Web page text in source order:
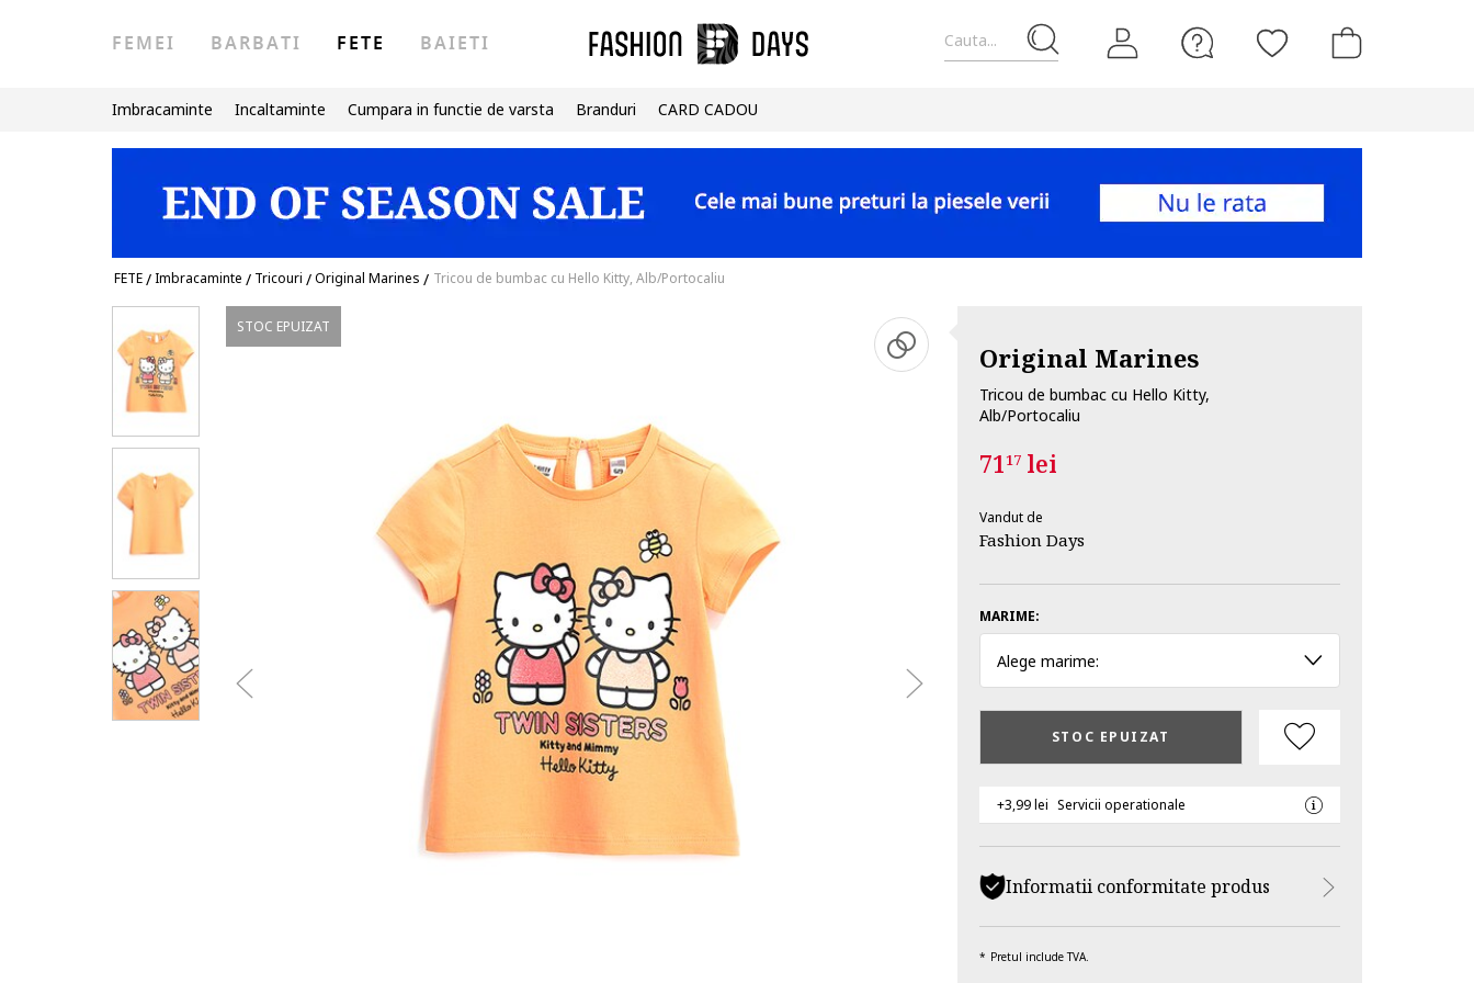
Cauta...
FEMEI BARBATI FETE BAIETI
Imbracaminte Incaltaminte Cumpara in functie de varsta Branduri CARD CADOU
FETE/Imbracaminte / Tricouri /Original Marines / Tricou de bumbac cu Hello Kitty, Alb/Portocaliu
STOC EPUIZAT
Original Marines
Tricou de bumbac cu Hello Kitty,
Alb/Portocaliu
7117lei
Vandut de
Fashion Days
MARIME:
Alege marime:
STOC EPUIZAT
+3,99 lei Servicii operationale
Informatii conformitate produs
Pretul include TVA.